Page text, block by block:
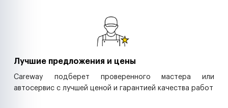
Лучшие предложения и цены
Careway подберет проверенного мастера или
автосервис с лучшей ценой и гарантией качества работ